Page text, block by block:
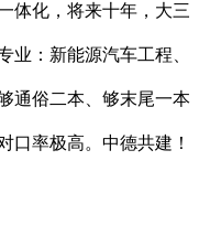
体化，将来十年，大三
业：新能源汽车工程、
通俗二本、够末尾一本
口率极高。中德共建！